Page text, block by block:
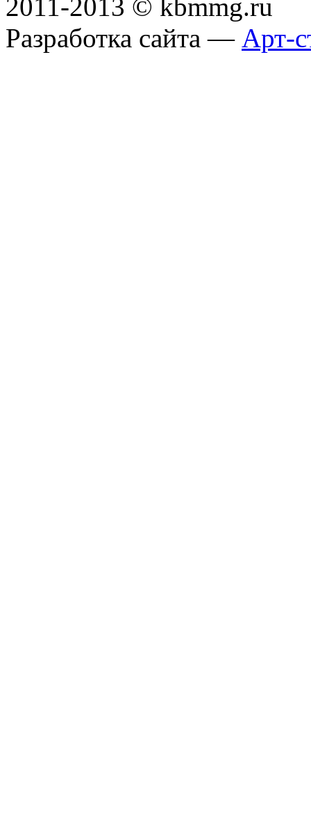
2011-2013 © kbmmg.ru
Разработка сайта — Арт-